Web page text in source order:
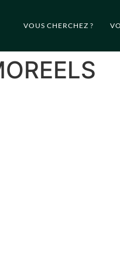
VOUS CHERCHEZ ?